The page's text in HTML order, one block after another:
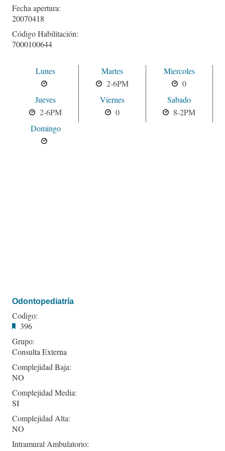
Fecha apertura:
20070418
Código Habilitación:
7000100644
Lunes
Martes
2-6PM
Miercoles
0
Jueves
2-6PM
Viernes
0
Sabado
8-2PM
Domingo
Odontopediatría
Codigo:
396
Grupo:
Consulta Externa
Complejidad Baja:
NO
Complejidad Media:
SI
Complejidad Alta:
NO
Intramural Ambulatorio: